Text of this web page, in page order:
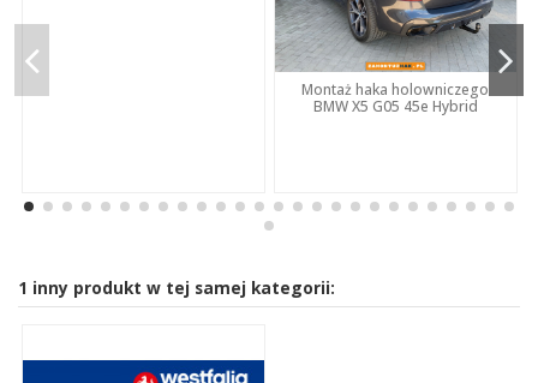
Montaż haka holowniczego
BMW X5 G05 45e Hybrid
1 inny produkt w tej samej kategorii: